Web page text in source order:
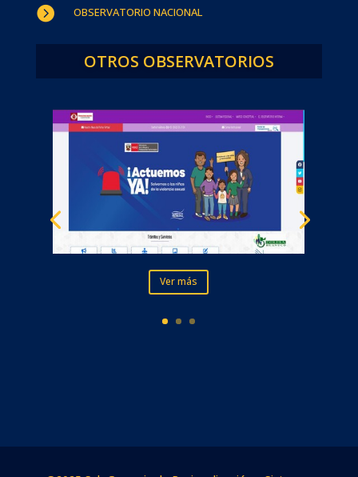
 OBSERVATORIO NACIONAL
OTROS OBSERVATORIOS
Ver más